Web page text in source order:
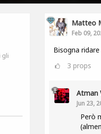
gli
Matteo
Feb 09,
Bisogna
3 props
Atman
Jun 23,
Però